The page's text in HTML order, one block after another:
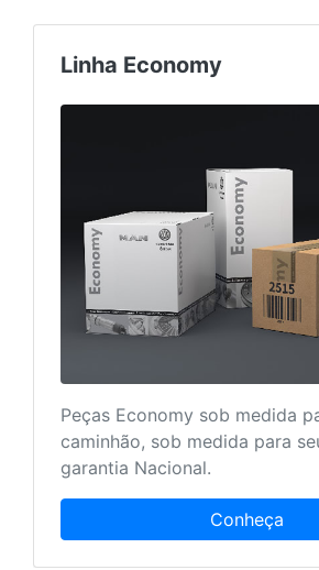
Linha Economy
Peças Economy sob medida
caminhão, sob medida para
garantia Nacional.
Conheça